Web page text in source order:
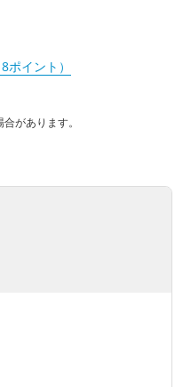
イント）
があります。